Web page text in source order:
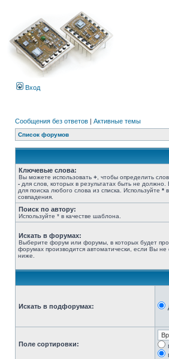
Вход
Сообщения без ответов | Активные темы
Список форумов
Ключевые слова:
Вы можете использовать + , чтобы определить
- для слов, которых в результатах быть не
для поиска любого слова из списка. Используйте *
совпадения.
Поиск по автору:
Используйте * в качестве шаблона.
Искать в форумах:
Выберите форум или форумы, в которых будет
форумах производится автоматически, если Вы
ниже.
Искать в подфорумах:
Поле сортировки: